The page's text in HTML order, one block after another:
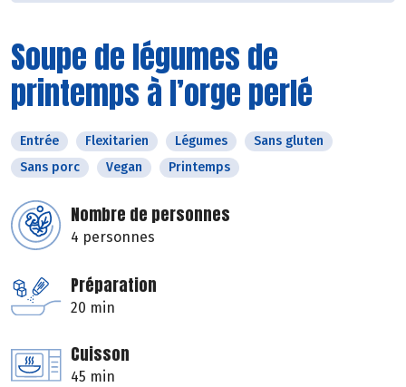
Soupe de légumes de
printemps à l’orge perlé
Entrée Flexitarien Légumes
Sans gluten
Sans porc
Vegan Printemps
Nombre de personnes
4 personnes
Préparation
20 min
Cuisson
45 min